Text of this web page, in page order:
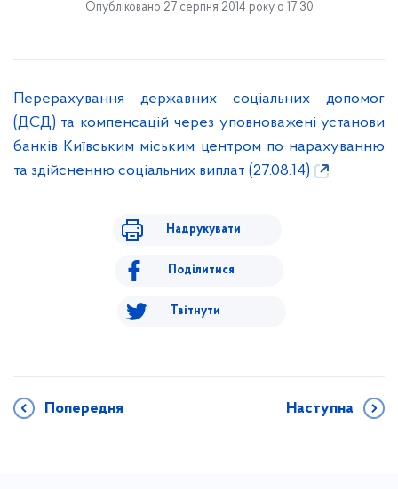
Опубліковано 27 серпня 2014 року о 17:30
Перерахування державних соціальних допомог
(ДСД) та компенсацій через уповноважені установи
банків Київським міським центром по нарахуванню
та здійсненню соціальних виплат (27.08.14)
Надрукувати
Поділитися
Твітнути
Попередня Наступна